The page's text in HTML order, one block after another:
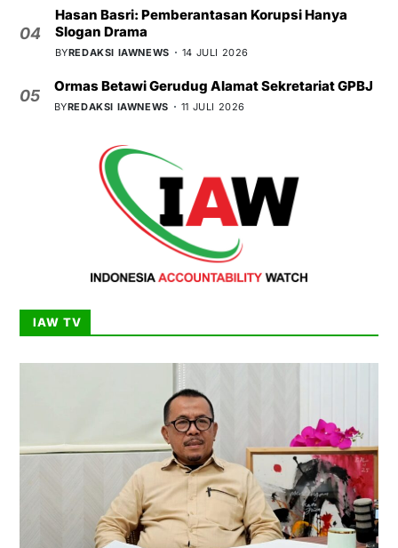
04
Hasan Basri: Pemberantasan Korupsi Hanya
Slogan Drama
BYREDAKSI IAWNEWS 14 JULI 2026
05
Ormas Betawi Gerudug Alamat Sekretariat GPBJ
BYREDAKSI IAWNEWS 11 JULI 2026
IAW TV